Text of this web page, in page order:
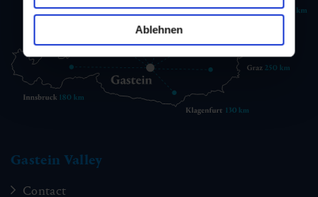
Ablehnen
Gastein Valley
Contact